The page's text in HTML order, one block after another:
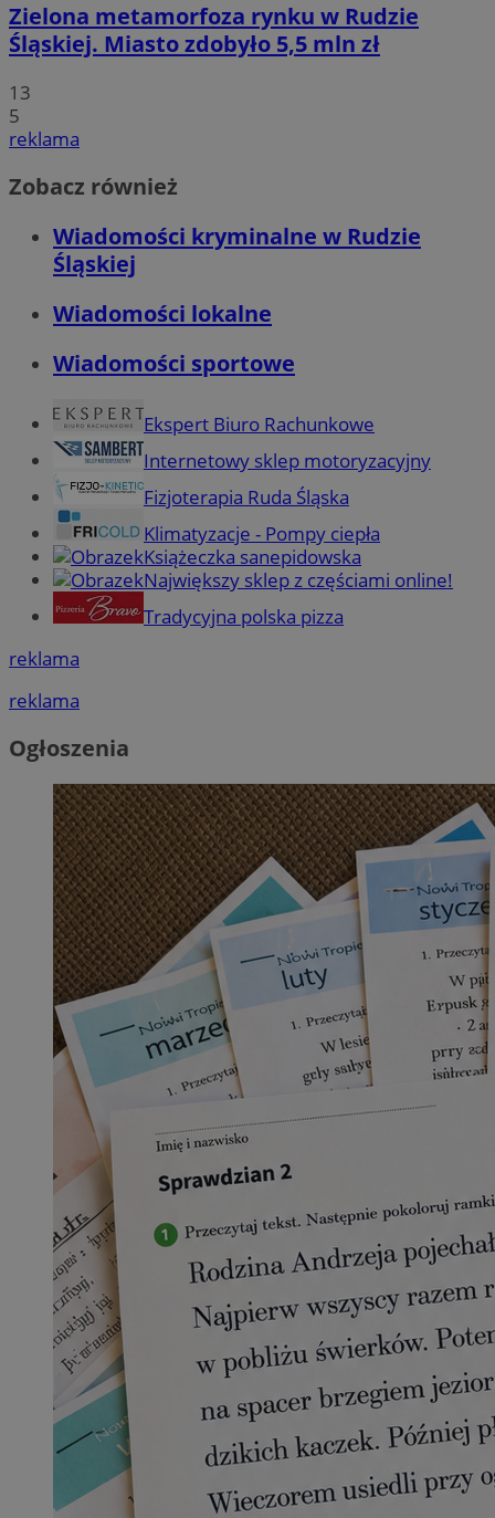
Zielona metamorfoza rynku w Rudzie
Śląskiej. Miasto zdobyło 5,5 mln zł
13
5
reklama
Zobacz również
Wiadomości kryminalne w Rudzie
Śląskiej
Wiadomości lokalne
Wiadomości sportowe
Ekspert Biuro Rachunkowe
Internetowy sklep motoryzacyjny
Fizjoterapia Ruda Śląska
Klimatyzacje - Pompy ciepła
Książeczka sanepidowska
Największy sklep z częściami online!
Tradycyjna polska pizza
reklama
reklama
Ogłoszenia